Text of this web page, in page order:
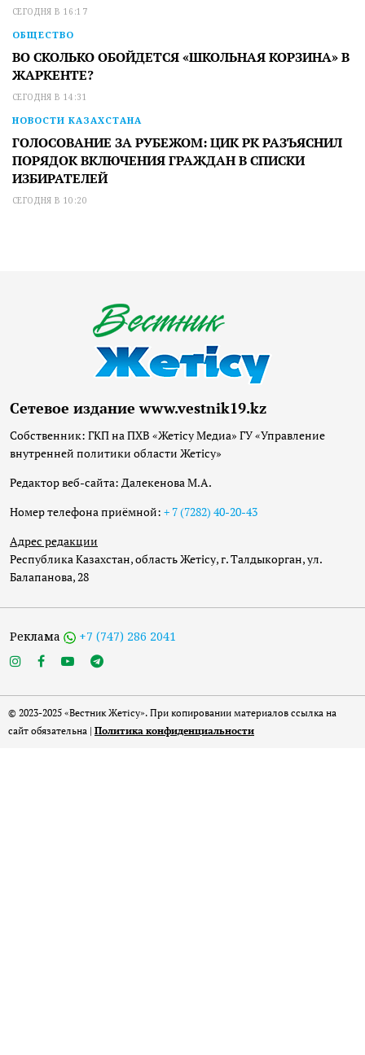
СЕГОДНЯ В 16:17
ОБЩЕСТВО
ВО СКОЛЬКО ОБОЙДЕТСЯ «ШКОЛЬНАЯ КОРЗИНА» В
ЖАРКЕНТЕ?
СЕГОДНЯ В 14:31
НОВОСТИ КАЗАХСТАНА
ГОЛОСОВАНИЕ ЗА РУБЕЖОМ: ЦИК РК РАЗЪЯСНИЛ
ПОРЯДОК ВКЛЮЧЕНИЯ ГРАЖДАН В СПИСКИ
ИЗБИРАТЕЛЕЙ
СЕГОДНЯ В 10:20
Сетевое издание www.vestnik19.kz
Собственник: ГКП на ПХВ «Жетісу Медиа» ГУ «Управление
внутренней политики области Жетісу»
Редактор веб-сайта: Далекенова М.А.
Номер телефона приёмной: + 7 (7282) 40-20-43
Адрес редакции
Республика Казахстан, область Жетісу, г. Талдыкорган, ул.
Балапанова, 28
Реклама +7 (747) 286 2041
© 2023-2025 «Вестник Жетісу». При копировании материалов ссылка на
сайт обязательна | Политика конфиденциальности